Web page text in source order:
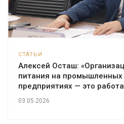
СТАТЬИ
Алексей Осташ:
питания на промышленных
предприятиях — это
03.05.2026